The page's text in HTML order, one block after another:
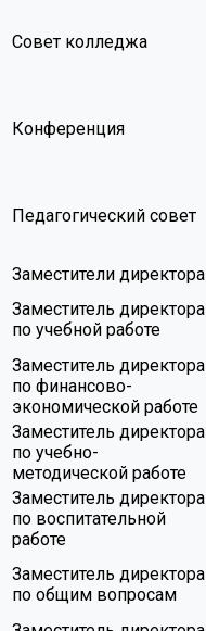
Совет колледжа
Конференция
Педагогический совет
Заместители директора
Заместитель директора
по учебной работе
Заместитель директора
по финансово-
экономической работе
Заместитель директора
по учебно-
методической работе
Заместитель директора
по воспитательной
работе
Заместитель директора
по общим вопросам